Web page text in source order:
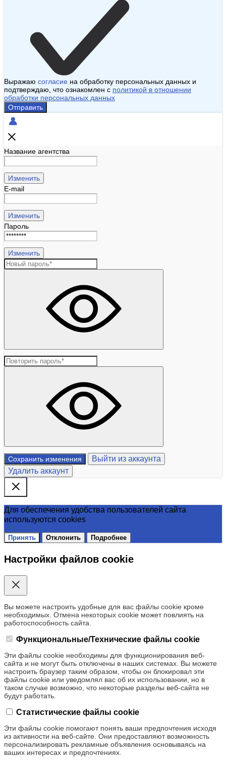
Выражаю согласие на обработку персональных данных и
подтверждаю, что ознакомлен с политикой в отношении
обработки персональных данных
Отправить
Название агентства
Изменить
E-mail
Изменить
Пароль
Изменить
Сохранить изменения
Выйти из аккаунта
Удалить аккаунт
Для обеспечения удобства пользователей сайта
используются cookies
Принять Отклонить Подробнее
Настройки файлов cookie
Вы можете настроить удобные для вас файлы cookie кроме
необходимых. Отмена некоторых cookie может повлиять на
работоспособность сайта.
Функциональные/Технические файлы cookie
Эти файлы cookie необходимы для функционирования веб-
сайта и не могут быть отключены в наших системах. Вы можете
настроить браузер таким образом, чтобы он блокировал эти
файлы cookie или уведомлял вас об их использовании, но в
таком случае возможно, что некоторые разделы веб-сайта не
будут работать.
Статистические файлы cookie
Эти файлы cookie помогают понять ваши предпочтения исходя
из активности на веб-сайте. Они предоставляют возможность
персонализировать рекламные объявления основываясь на
ваших интересах и предпочтениях.